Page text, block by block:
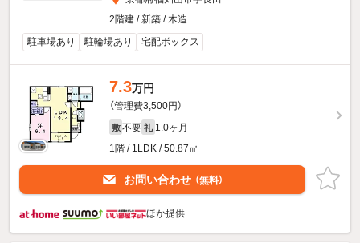
2階建 / 新築 / 木造
駐車場あり
駐輪場あり 宅配ボックス
7.3万円
（管理費3,500円）
敷 不要 礼 1.0ヶ月
1階 / 1LDK / 50.87㎡
お問い合わせ （無料）
ほか提供